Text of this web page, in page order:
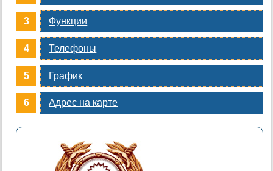
Функции
Телефоны
График
Адрес на карте